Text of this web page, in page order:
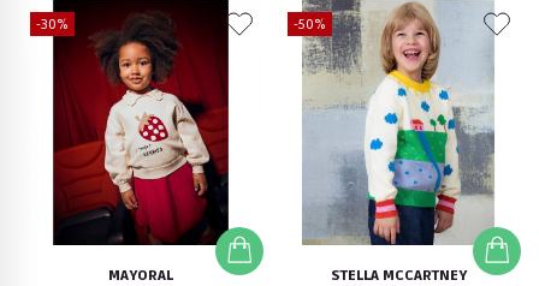
-30%
MAYORAL
-50%
STELLA MCCARTNEY